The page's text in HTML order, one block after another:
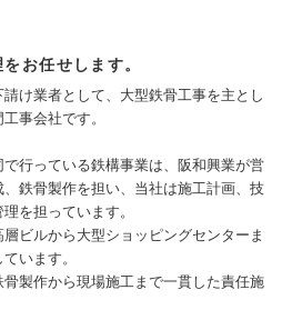
お任せします。
け業者として、大型鉄骨工事を主とし
事会社です。
行っている鉄構事業は、阪和興業が営
鉄骨製作を担い、当社は施工計画、技
を担っています。
ビルから大型ショッピングセンターま
います。
製作から現場施工まで一貫した責任施